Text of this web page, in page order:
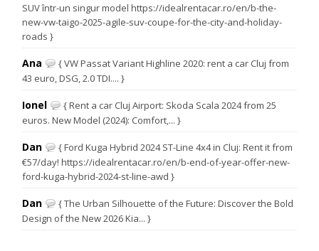
SUV într-un singur model https://idealrentacar.ro/en/b-the-
new-vw-taigo-2025-agile-suv-coupe-for-the-city-and-holiday-
roads }
Ana
{ VW Passat Variant Highline 2020: rent a car Cluj from
43 euro, DSG, 2.0 TDI.... }
Ionel
{ Rent a car Cluj Airport: Skoda Scala 2024 from 25
euros. New Model (2024): Comfort,... }
Dan
{ Ford Kuga Hybrid 2024 ST-Line 4x4 in Cluj: Rent it from
€57/day! https://idealrentacar.ro/en/b-end-of-year-offer-new-
ford-kuga-hybrid-2024-st-line-awd }
Dan
{ The Urban Silhouette of the Future: Discover the Bold
Design of the New 2026 Kia... }